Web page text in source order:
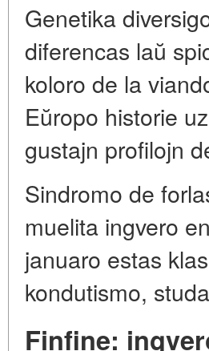
Genetika
diferencas laŭ
koloro de la
Eŭropo historie
gustajn profilojn
Sindromo de
muelita ingvero
januaro estas
kondutismo,
Finfine: